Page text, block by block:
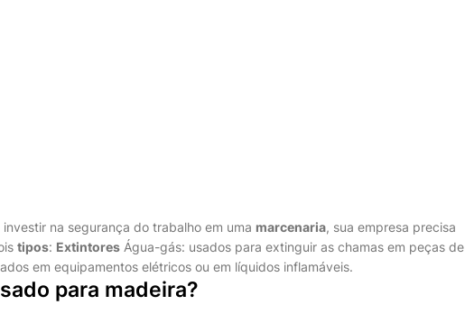
investir na segurança do trabalho em uma marcenaria, sua empresa precisa
tipos: Extintores Água-gás: usados para extinguir as chamas em peças de
em equipamentos elétricos ou em líquidos inflamáveis.
para madeira?